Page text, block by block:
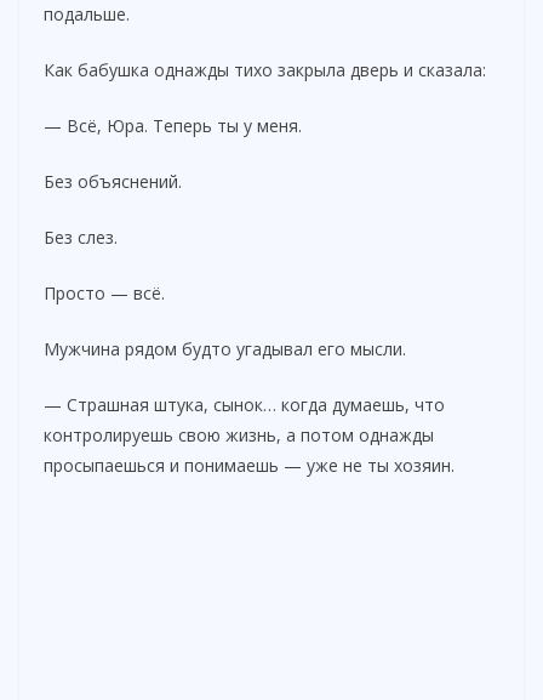
подальше.
Как бабушка однажды тихо закрыла дверь и сказала:
— Всё, Юра. Теперь ты у меня.
Без объяснений.
Без слез.
Просто — всё.
Мужчина рядом будто угадывал его мысли.
— Страшная штука, сынок… когда думаешь, что
контролируешь свою жизнь, а потом однажды
просыпаешься и понимаешь — уже не ты хозяин.